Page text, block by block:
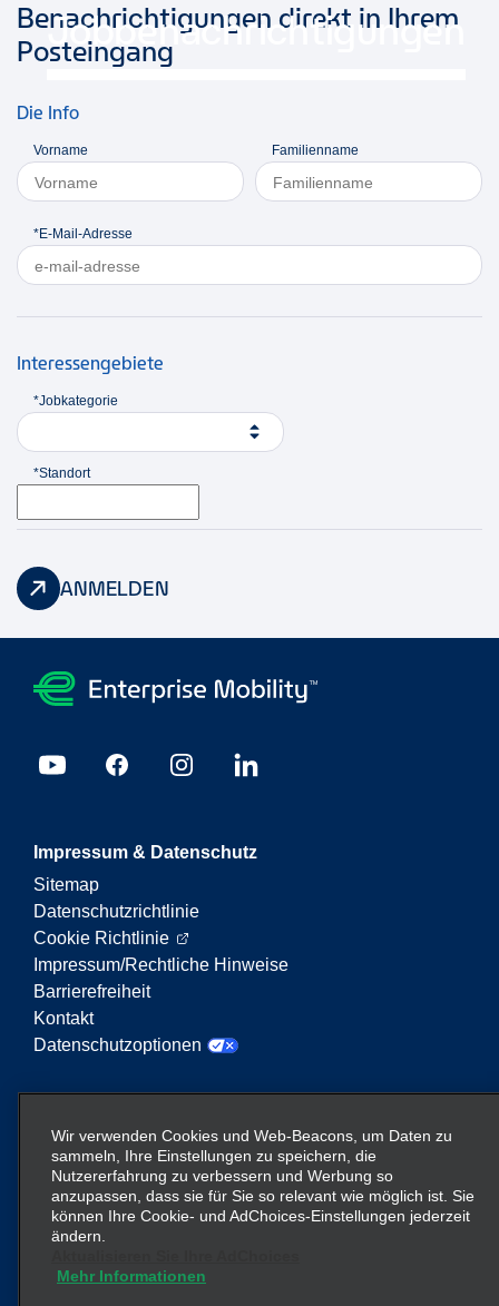
Jobbenachrichtigungen
Benachrichtigungen direkt in Ihrem
Posteingang
Die Info
Vorname Familienname
*E-Mail-Adresse
Interessengebiete
*Jobkategorie
*Standort
ANMELDEN
Impressum & Datenschutz
Sitemap
Datenschutzrichtlinie
Cookie Richtlinie
Impressum/Rechtliche Hinweise
Barrierefreiheit
Kontakt
Datenschutzoptionen
Mobilitätsservices. Der Begriff „Enterprise Mobility“
auf dieser Website verweist auf bestimmte
Unternehmenseinheiten und/oder die Marke
Enterprise Mobility, wobei Informationen zu vielen
Unternehmen übermittelt werden. Diese Verweise
vermitteln oder ersetzen. Weitere Informationen
Wir verwenden Cookies und Web-Beacons, um Daten zu
sammeln, Ihre Einstellungen zu speichern, die
Nutzererfahrung zu verbessern und Werbung so
anzupassen, dass sie für Sie so relevant wie möglich ist. Sie
können Ihre Cookie- und AdChoices-Einstellungen jederzeit
ändern.
Mehr Informationen